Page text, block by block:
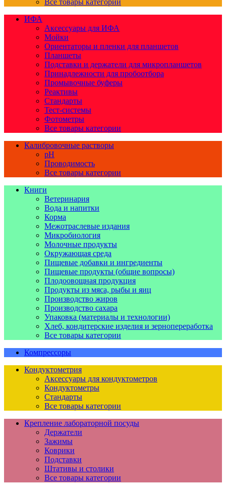
Все товары категории
ИФА
Аксессуары для ИФА
Мойки
Ориентаторы и пленки для планшетов
Планшеты
Подставки и держатели для микропланшетов
Принадлежности для пробоотбора
Промывочные буферы
Реактивы
Стандарты
Тест-системы
Фотометры
Все товары категории
Калибровочные растворы
pH
Проводимость
Все товары категории
Книги
Ветеринария
Вода и напитки
Корма
Межотраслевые издания
Микробиология
Молочные продукты
Окружающая среда
Пищевые добавки и ингредиенты
Пищевые продукты (общие вопросы)
Плодоовощная продукция
Продукты из мяса, рыбы и яиц
Производство жиров
Производство сахара
Упаковка (материалы и технологии)
Хлеб, кондитерские изделия и зернопереработка
Все товары категории
Компрессоры
Кондуктометрия
Аксессуары для кондуктометров
Кондуктометры
Стандарты
Все товары категории
Крепление лабораторной посуды
Держатели
Зажимы
Коврики
Подставки
Штативы и столики
Все товары категории